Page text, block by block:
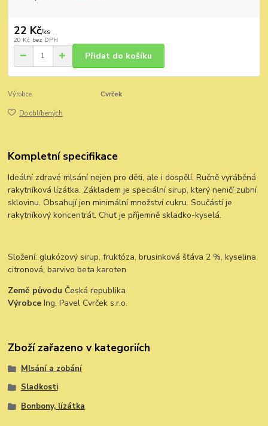
22 Kč/ks
20 Kč bez DPH
Přidat do košíku
Výrobce: Cvrček
Do oblíbených
Kompletní specifikace
Ideální zdravé mlsání nejen pro děti, ale i dospělí. Ručně vyráběná
rakytníková lízátka. Základem je speciální sirup, který neničí zubní
sklovinu. Obsahují jen minimální množství cukru. Součástí je
rakytníkový koncentrát. Chuť je příjemně skladko-kyselá.
Složení: glukózový sirup, fruktóza, brusinková šťáva 2 %, kyselina
citronová, barvivo beta karoten
Země původu Česká republika
VýrobceIng. Pavel Cvrček s.r.o.
Zboží zařazeno v kategoriích
Mlsání a zobání
Sladkosti
Bonbony, lízátka